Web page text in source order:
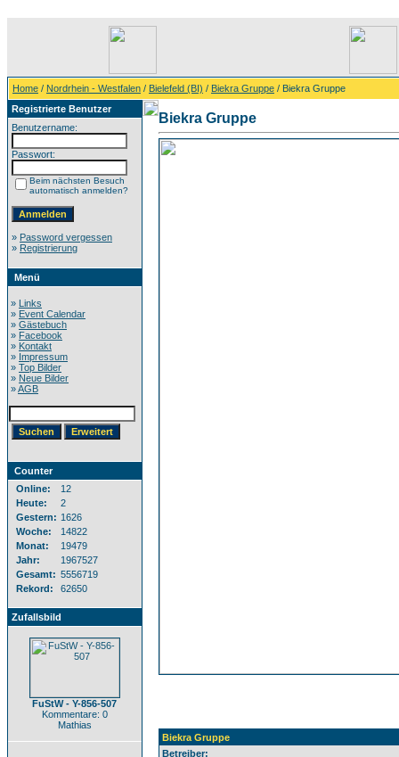
Home / Nordrhein - Westfalen / Bielefeld (BI) / Biekra Gruppe / Biekra Gruppe
Registrierte Benutzer
Benutzername:
Passwort:
Beim nächsten Besuch
automatisch anmelden?
» Password vergessen
» Registrierung
Menü
» Links
» Event Calendar
» Gästebuch
» Facebook
» Kontakt
» Impressum
» Top Bilder
» Neue Bilder
»AGB
Counter
Online:
12
Heute:
2
Gestern: 1626
Woche:
14822
Monat:
19479
Jahr:
1967527
Gesamt: 5556719
Rekord:
62650
Zufallsbild
FuStW - Y-856-507
Kommentare: 0
Mathias
Biekra Gruppe
Biekra Gruppe
Betreiber: